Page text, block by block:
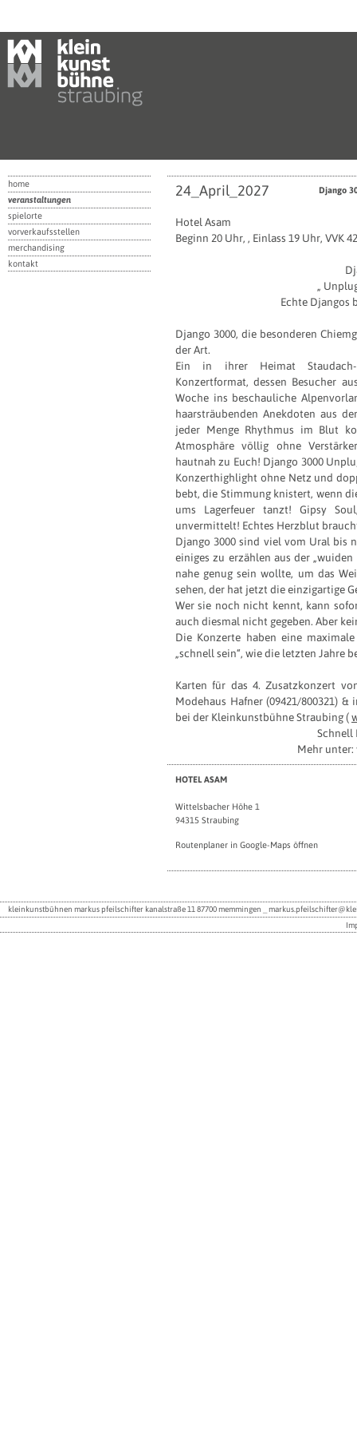
home
veranstaltungen
spielorte
vorverkaufsstellen
merchandising
kontakt
24_April_2027 Django
Hotel Asam
Beginn 20 Uhr, , Einlass 19 Uhr, VVK
„
Echte Djangos
Django 3000, die besonderen
der Art.
Ein in ihrer Heimat Staudach-
Konzertformat, dessen Besucher
Woche ins beschauliche
haarsträubenden Anekdoten aus
jeder Menge Rhythmus im Blut
Atmosphäre völlig ohne
hautnah zu Euch! Django 3000
Konzerthighlight ohne Netz und
bebt, die Stimmung knistert, wenn
ums Lagerfeuer tanzt! Gipsy
unvermittelt! Echtes Herzblut
Django 3000 sind viel vom Ural bis
einiges zu erzählen aus der
nahe genug sein wollte, um das
sehen, der hat jetzt die einzigartige
Wer sie noch nicht kennt, kann
auch diesmal nicht gegeben. Aber
Die Konzerte haben eine
„schnell sein“, wie die letzten Jahre
Karten für das 4. Zusatzkonzert
Modehaus Hafner (09421/800321)
bei der Kleinkunstbühne Straubing (
Schnell
Mehr unter:
HOTEL ASAM
Wittelsbacher Höhe 1
94315 Straubing
Routenplaner in Google-Maps öffnen
kleinkunstbühnen markus pfeilschifter kanalstraße 11 87700 memmingen _